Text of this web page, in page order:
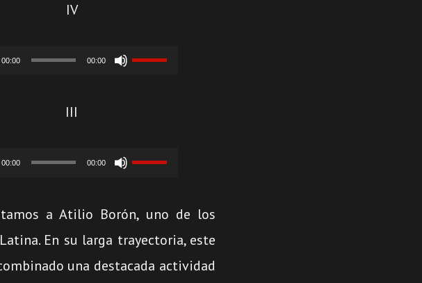
IV
00:00 00:00
Utiliza
flecha
para
aumentar
o
III
00:00 00:00
Utiliza
teclas
de
flecha
a Atilio Borón, uno de los
En su larga trayectoria, este
una destacada actividad